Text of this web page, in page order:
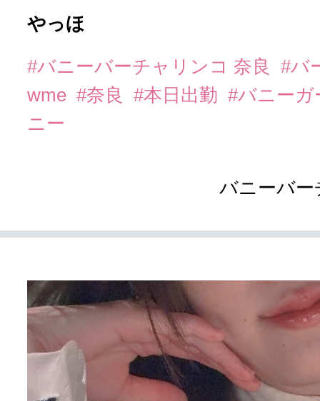
やっほ
#バニーバーチャリンコ 奈良
#バ
wme #奈良 #本日出勤 #バニー
ニー
バニーバ